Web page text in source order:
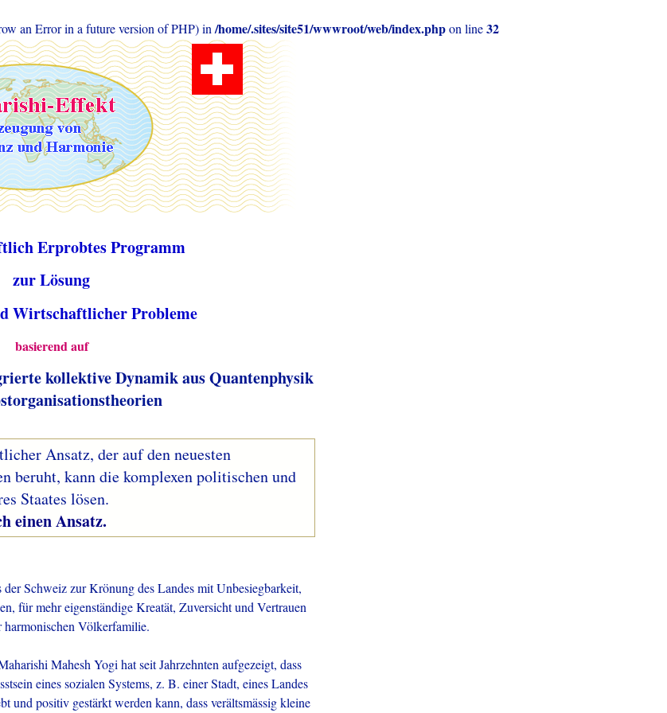
an Error in a future version of PHP) in /home/.sites/site51/wwwroot/web/index.phpon line32
Erprobtes Programm
zur Lösung
Wirtschaftlicher Probleme
basierend auf
kollektive Dynamik aus Quantenphysik
Ansatz, der auf den neuesten
beruht, kann die komplexen politischen und
Staates lösen.
Ansatz.
der Schweiz zur Krönung des Landes mit Unbesiegbarkeit,
für mehr eigenständige Kreatät, Zuversicht und Vertrauen
Völkerfamilie.
Mahesh Yogi hat seit Jahrzehnten aufgezeigt, dass
eines sozialen Systems, z. B. einer Stadt, eines Landes
und positiv gestärkt werden kann, dass verältsmässig kleine